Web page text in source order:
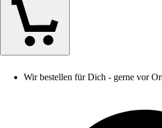
Wir bestellen für Dich - gerne vor